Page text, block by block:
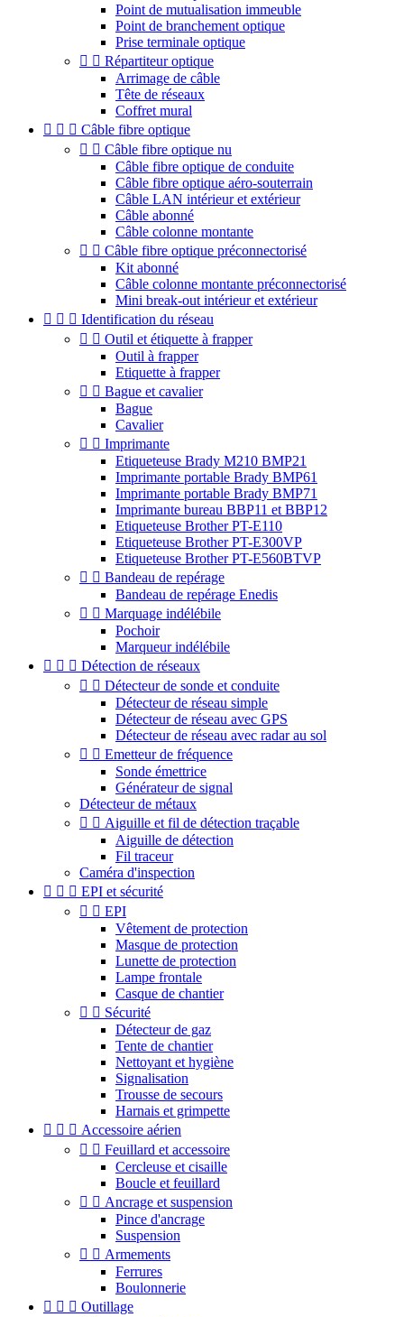
Point de mutualisation immeuble
Point de branchement optique
Prise terminale optique
  Répartiteur optique
Arrimage de câble
Tête de réseaux
Coffret mural
   Câble fibre optique
  Câble fibre optique nu
Câble fibre optique de conduite
Câble fibre optique aéro-souterrain
Câble LAN intérieur et extérieur
Câble abonné
Câble colonne montante
  Câble fibre optique préconnectorisé
Kit abonné
Câble colonne montante préconnectorisé
Mini break-out intérieur et extérieur
   Identification du réseau
  Outil et étiquette à frapper
Outil à frapper
Etiquette à frapper
  Bague et cavalier
Bague
Cavalier
  Imprimante
Etiqueteuse Brady M210 BMP21
Imprimante portable Brady BMP61
Imprimante portable Brady BMP71
Imprimante bureau BBP11 et BBP12
Etiqueteuse Brother PT-E110
Etiqueteuse Brother PT-E300VP
Etiqueteuse Brother PT-E560BTVP
  Bandeau de repérage
Bandeau de repérage Enedis
  Marquage indélébile
Pochoir
Marqueur indélébile
   Détection de réseaux
  Détecteur de sonde et conduite
Détecteur de réseau simple
Détecteur de réseau avec GPS
Détecteur de réseau avec radar au sol
  Emetteur de fréquence
Sonde émettrice
Générateur de signal
Détecteur de métaux
  Aiguille et fil de détection traçable
Aiguille de détection
Fil traceur
Caméra d'inspection
   EPI et sécurité
  EPI
Vêtement de protection
Masque de protection
Lunette de protection
Lampe frontale
Casque de chantier
  Sécurité
Détecteur de gaz
Tente de chantier
Nettoyant et hygiène
Signalisation
Trousse de secours
Harnais et grimpette
   Accessoire aérien
  Feuillard et accessoire
Cercleuse et cisaille
Boucle et feuillard
  Ancrage et suspension
Pince d'ancrage
Suspension
  Armements
Ferrures
Boulonnerie
   Outillage